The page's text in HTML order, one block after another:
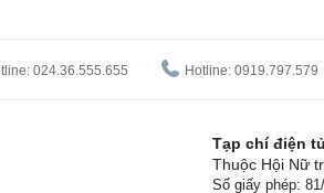
024.36.555.655 Hotline: 0919.797.579
Tạp chí điện
Thuộc Hội Nữ
Số giấy phép: